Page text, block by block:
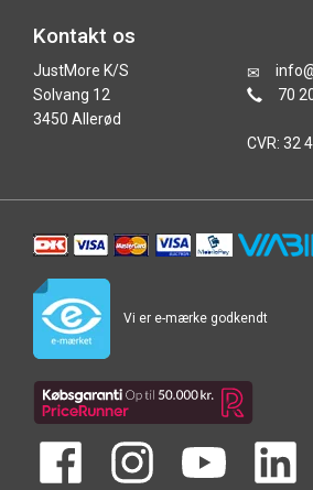
Kontakt os
JustMore K/S
Solvang 12
3450 Allerød
70
CVR: 32
Vi er e-mærke godkendt